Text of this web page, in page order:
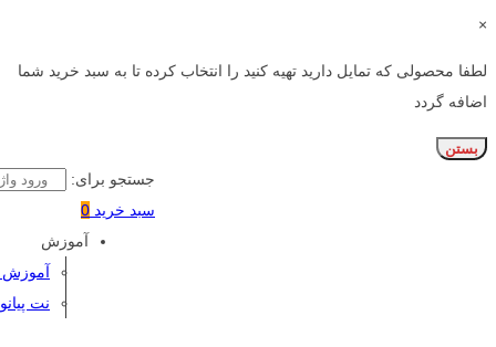
×
لطفا محصولی که تمایل دارید تهیه کنید را انتخاب کرده تا به سبد خرید شما
اضافه گردد
بستن
جستجو برای:
سبد خرید 0
آموزش
آموزش
نت پیانو